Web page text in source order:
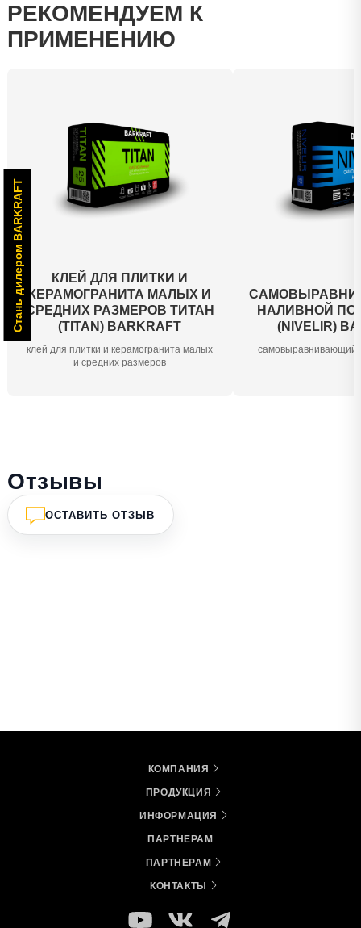
Стань дилером BARKRAFT
РЕКОМЕНДУЕМ К
ПРИМЕНЕНИЮ
КЛЕЙ ДЛЯ ПЛИТКИ И
КЕРАМОГРАНИТА МАЛЫХ И
СРЕДНИХ РАЗМЕРОВ ТИТАН
(TITAN) BARKRAFT
клей для плитки и керамогранита малых
и средних размеров
НАЛИВНОЙ
(NIVELIR)
Отзывы
ОСТАВИТЬ ОТЗЫВ
КОМПАНИЯ
ПРОДУКЦИЯ
ИНФОРМАЦИЯ
ПАРТНЕРАМ
ПАРТНЕРАМ
КОНТАКТЫ